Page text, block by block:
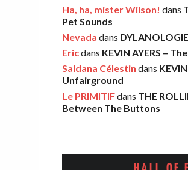
Eric·2
Léo · 29
Ha, ha, mister Wilson! dans
Pet Sounds
Nevada dans
Ericdans KEVIN AYERS –
Saldana Célestin dans
Unfairground
Le PRIMITIFdans THE
Between The Buttons